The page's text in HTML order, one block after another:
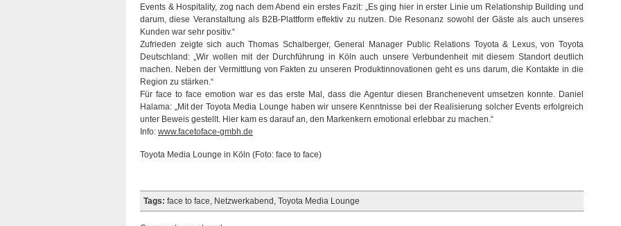
Media
Lounge“
Hyatt
Köln
Events & Hospitality, zog nach dem Abend ein erstes Fazit: „Es ging hier in erster Linie um Relationship Building und
darum, diese Veranstaltung als B2B-Plattform effektiv zu nutzen. Die Resonanz sowohl der Gäste als auch unseres
Kunden war sehr positiv.“
Zufrieden zeigte sich auch Thomas Schalberger, General Manager Public Relations Toyota & Lexus, von Toyota
Deutschland: „Wir wollen mit der Durchführung in Köln auch unsere Verbundenheit mit diesem Standort deutlich
machen. Neben der Vermittlung von Fakten zu unseren Produktinnovationen geht es uns darum, die Kontakte in die
Region zu stärken.“
Für face to face emotion war es das erste Mal, dass die Agentur diesen Branchenevent umsetzen konnte. Daniel
Halama: „Mit der Toyota Media Lounge haben wir unsere Kenntnisse bei der Realisierung solcher Events erfolgreich
unter Beweis gestellt. Hier kam es darauf an, den Markenkern emotional erlebbar zu machen.“
Info: www.facetoface-gmbh.de
Toyota Media Lounge in Köln (Foto: face to face)
Tags: face to face, Netzwerkabend , Toyota Media Lounge